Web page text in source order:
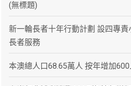
(無標題)
新一輪長者十年行動計劃 設四專責
長者服務
本澳總人口68.65萬人 按年增加600